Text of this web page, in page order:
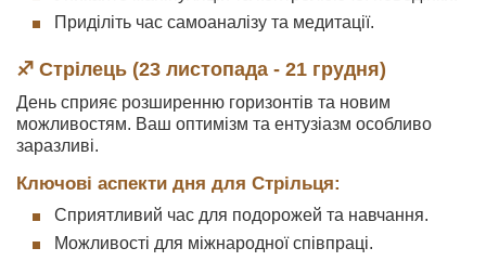
Приділіть час самоаналізу та медитації.
♐ Стрілець (23 листопада - 21 грудня)
День сприяє розширенню горизонтів та новим
можливостям. Ваш оптимізм та ентузіазм особливо
заразливі.
Ключові аспекти дня для Стрільця:
Сприятливий час для подорожей та навчання.
Можливості для міжнародної співпраці.